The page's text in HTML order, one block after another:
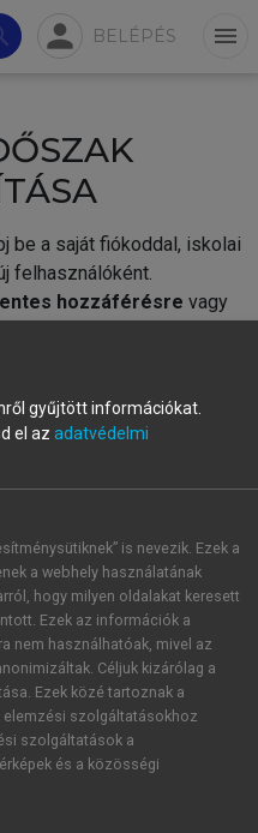
person BELÉPÉS menu
be a saját fiókoddal, iskolai
felhasználóként.
hozzáférésre vagy
létre új fiókot.
automatikusan
gyűjtött információkat.
el az adatvédelmi
is nevezik. Ezek a
a webhely használatának
hogy milyen oldalakat keresett
Ezek az információk a
nem használhatóak, mivel az
Céljuk kizárólag a
Ezek közé tartoznak a
szolgáltatásokhoz
szolgáltatások a
és a közösségi